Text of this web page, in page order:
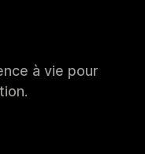
à vie pour